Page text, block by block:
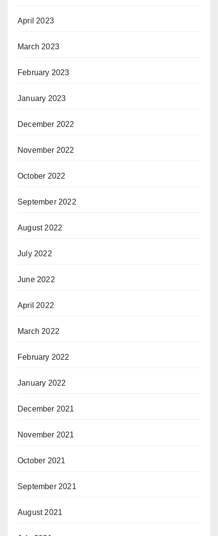
April 2023
March 2023
February 2023
January 2023
December 2022
November 2022
October 2022
September 2022
August 2022
July 2022
June 2022
April 2022
March 2022
February 2022
January 2022
December 2021
November 2021
October 2021
September 2021
August 2021